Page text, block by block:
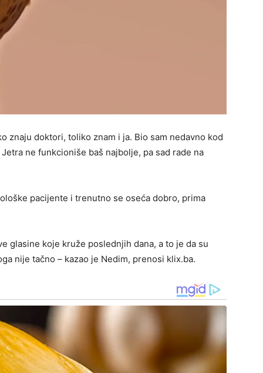
znaju doktori, toliko znam i ja. Bio sam nedavno kod
ne funkcioniše baš najbolje, pa sad rade na
pacijente i trenutno se oseća dobro, prima
glasine koje kruže poslednjih dana, a to je da su
nije tačno – kazao je Nedim, prenosi klix.ba.